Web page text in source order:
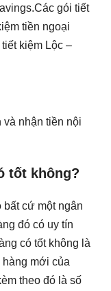
gói tiết
tiền ngoại
kiệm Lộc –
và nhận tiền nội
tốt không?
cứ một ngân
đó có uy tín
có tốt không là
hàng mới của
theo đó là số